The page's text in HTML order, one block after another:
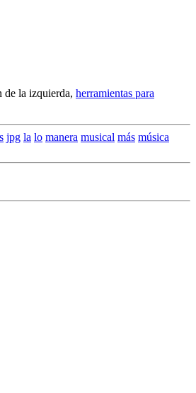
de la izquierda, herramientas para
jpg la lo manera musical más música